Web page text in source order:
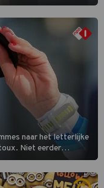
naar het letterlijke
Niet eerder
kale col uit de
is vlak.